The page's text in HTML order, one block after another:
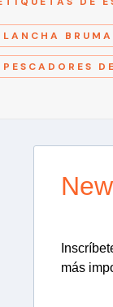
LANCHA BRUMA
PESCADORES
más